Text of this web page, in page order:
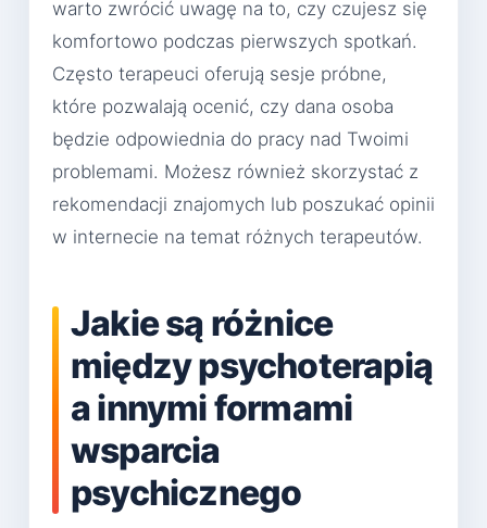
warto zwrócić uwagę na to, czy czujesz się
komfortowo podczas pierwszych spotkań.
Często terapeuci oferują sesje próbne,
które pozwalają ocenić, czy dana osoba
będzie odpowiednia do pracy nad Twoimi
problemami. Możesz również skorzystać z
rekomendacji znajomych lub poszukać opinii
w internecie na temat różnych terapeutów.
Jakie są różnice
między psychoterapią
a innymi formami
wsparcia
psychicznego